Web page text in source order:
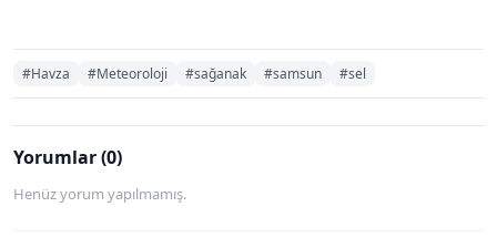
#Havza #Meteoroloji #sağanak #samsun #sel
Yorumlar (0)
Henüz yorum yapılmamış.